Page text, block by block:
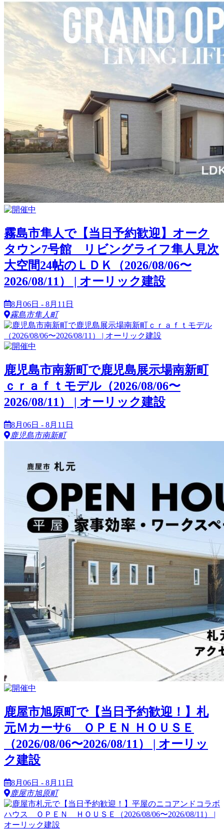
霧島市隼人で【当日予約歓迎】オーク
タウン7号館 リビングライフ隼人見次
大空間24帖のＬＤＫ（2026/08/06〜
2026/08/11） | オーリック建設
8月06日 - 8月11日
霧島市隼人町
鹿児島市南新町で鹿児島展示場南新町
ｃｒａｆｔモデル（2026/08/06〜
2026/08/11） | オーリック建設
8月06日 - 8月11日
鹿児島市南新町
鹿屋市旭原町で【当日予約歓迎！】札
元Ｍカーサ6 ＯＰＥＮ ＨＯＵＳＥ
（2026/08/06〜2026/08/11） | オーリッ
ク建設
8月06日 - 8月11日
鹿屋市旭原町